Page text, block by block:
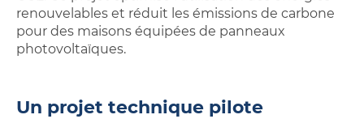
renouvelables et réduit les émissions de carbone
pour des maisons équipées de panneaux
photovoltaïques.
Un projet technique pilote